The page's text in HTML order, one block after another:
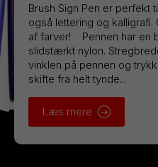
Brush Sign Pen er perfekt
også lettering og
af farver! Pennen har en
slidstærkt nylon.
vinklen på pennen og
skifte fra helt tynde...
Læs mere